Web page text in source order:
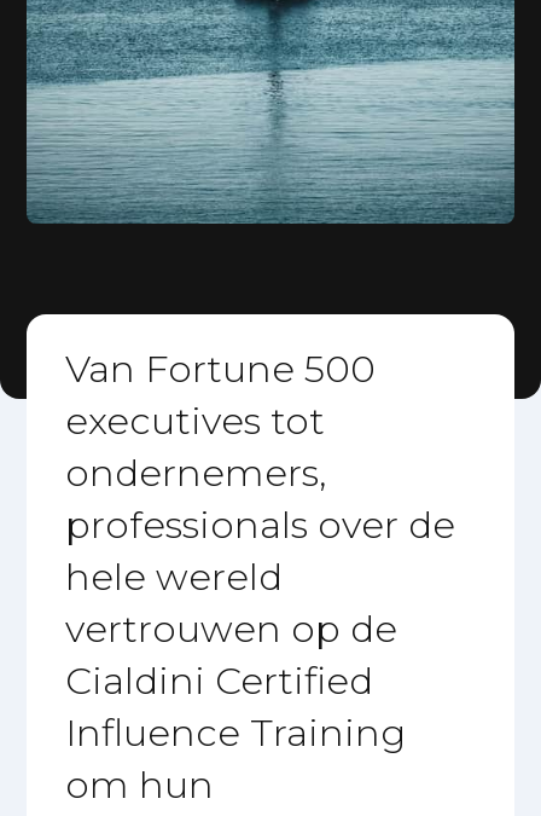
Van Fortune 500
executives tot
ondernemers,
professionals over de
hele wereld
vertrouwen op de
Cialdini Certified
Influence Training
om hun